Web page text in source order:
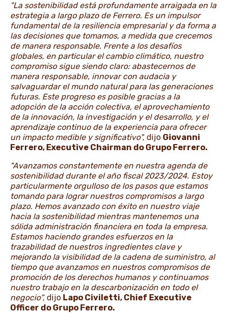
"La sostenibilidad está profundamente arraigada en la
estrategia a largo plazo de Ferrero. Es un impulsor
fundamental de la resiliencia empresarial y da forma a
las decisiones que tomamos, a medida que crecemos
de manera responsable. Frente a los desafíos
globales, en particular el cambio climático, nuestro
compromiso sigue siendo claro: abastecernos de
manera responsable, innovar con audacia y
salvaguardar el mundo natural para las generaciones
futuras. Este progreso es posible gracias a la
adopción de la acción colectiva, el aprovechamiento
de la innovación, la investigación y el desarrollo, y el
aprendizaje continuo de la experiencia para ofrecer
un impacto medible y significativo", dijo Giovanni
Ferrero, Executive Chairman do Grupo Ferrero.
"Avanzamos constantemente en nuestra agenda de
sostenibilidad durante el año fiscal 2023/2024. Estoy
particularmente orgulloso de los pasos que estamos
tomando para lograr nuestros compromisos a largo
plazo. Hemos avanzado con éxito en nuestro viaje
hacia la sostenibilidad mientras mantenemos una
sólida administración financiera en toda la empresa.
Estamos haciendo grandes esfuerzos en la
trazabilidad de nuestros ingredientes clave y
mejorando la visibilidad de la cadena de suministro, al
tiempo que avanzamos en nuestros compromisos de
promoción de los derechos humanos y continuamos
nuestro trabajo en la descarbonización en todo el
negocio", dijo Lapo Civiletti, Chief Executive
Officer do Grupo Ferrero.